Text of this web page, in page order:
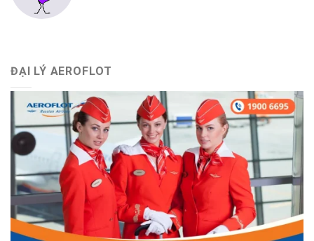
ĐẠI LÝ AEROFLOT